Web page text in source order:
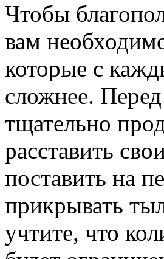
Чтобы
вам
которые с
сложнее.
тщательно
расставить
поставить на
прикрывать
учтите, что